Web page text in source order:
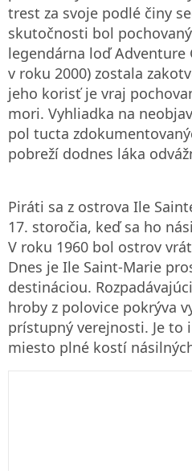
trest za svoje podlé činy
skutočnosti bol
legendárna loď Adventure
v roku 2000) zostala
jeho korisť je vraj
mori. Vyhliadka na
pol tucta
pobreží dodnes láka
Piráti sa z ostrova Ile
17. storočia, keď sa ho
V roku 1960 bol ostrov
Dnes je Ile Saint-Marie
destináciou.
hroby z polovice pokrýva
prístupný verejnosti. Je to
miesto plné kostí